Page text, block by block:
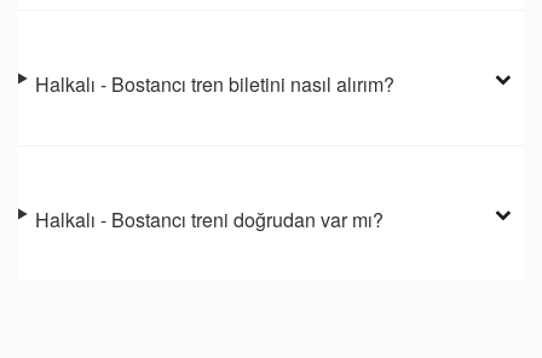
Halkalı - Bostancı tren biletini nasıl alırım?
Halkalı - Bostancı treni doğrudan var mı?